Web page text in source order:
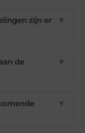
zijn er
▼
de
▼
▼